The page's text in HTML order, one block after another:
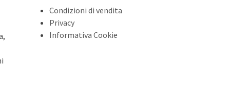
Condizioni di vendita
Privacy
Informativa Cookie